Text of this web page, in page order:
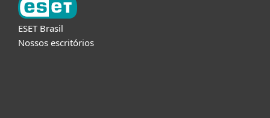
ESET Brasil
Nossos escritórios